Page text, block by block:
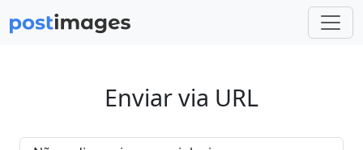
Enviar via URL